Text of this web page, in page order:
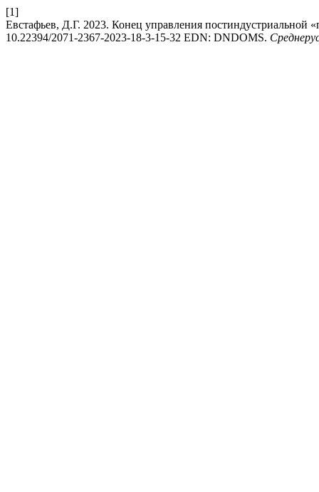
[1]
Евстафьев, Д.Г. 2023. Конец управления постиндустриальной
10.22394/2071-2367-2023-18-3-15-32 EDN: DNDOMS.